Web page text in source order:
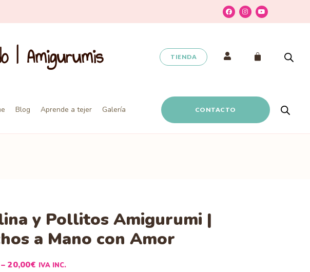
| Amigurumis TIENDA
Blog Aprende a tejer Galería CONTACTO
y Pollitos Amigurumi |
a Mano con Amor
– 20,00€ IVA INC.